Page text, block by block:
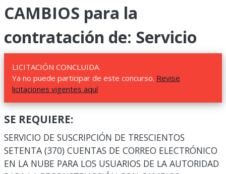
CAMBIOS para la
contratación de: Servicio
LICITACIÓN CONCLUIDA.
Ya no puede participar de este concurso. Revise
licitaciones vigentes aquí
SE REQUIERE:
SERVICIO DE SUSCRIPCIÓN DE TRESCIENTOS
SETENTA (370) CUENTAS DE CORREO ELECTRÓNICO
EN LA NUBE PARA LOS USUARIOS DE LA AUTORIDAD